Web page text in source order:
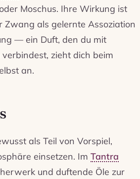
Moschus. Ihre Wirkung ist
Zwang als gelernte Assoziation
— ein Duft, den du mit
zieht dich beim
an.
als Teil von Vorspiel,
einsetzen. Im Tantra
und duftende Öle zur